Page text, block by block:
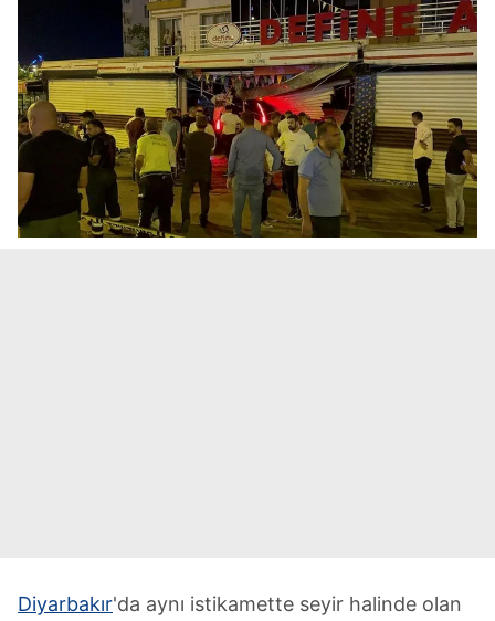
Diyarbakır'da aynı istikamette seyir halinde olan